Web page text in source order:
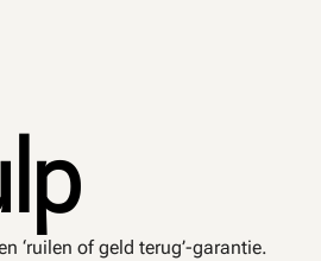
‘ruilen of geld terug’-garantie.